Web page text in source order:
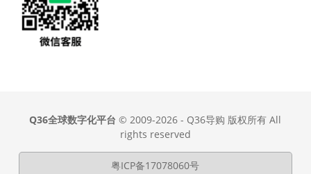
Q36全球数字化平台 © 2009-2026 - Q36导购 版权所有 All
rights reserved
粤ICP备17078060号